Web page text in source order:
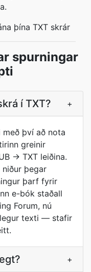
þína TXT skrár
spurningar
í TXT? +
með því að nota
greinir
→ TXT leiðina.
niður þegar
þarf fyrir
e-bók staðall
Forum, nú
texti — stafir
+